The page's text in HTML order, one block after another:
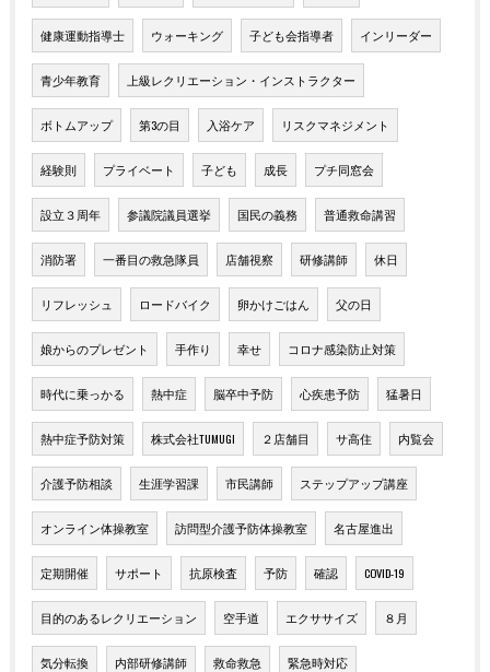
健康運動指導士 ウォーキング 子ども会指導者 インリーダー
青少年教育 上級レクリエーション・インストラクター
ボトムアップ 第3の目 入浴ケア リスクマネジメント
経験則 プライベート 子ども 成長 プチ同窓会
設立３周年 参議院議員選挙 国民の義務 普通救命講習
消防署 一番目の救急隊員 店舗視察 研修講師 休日
リフレッシュ ロードバイク 卵かけごはん 父の日
娘からのプレゼント 手作り 幸せ コロナ感染防止対策
時代に乗っかる 熱中症 脳卒中予防 心疾患予防 猛暑日
熱中症予防対策 株式会社TUMUGI ２店舗目 サ高住 内覧会
介護予防相談 生涯学習課 市民講師 ステップアップ講座
オンライン体操教室 訪問型介護予防体操教室 名古屋進出
定期開催 サポート 抗原検査 予防 確認 COVID-19
目的のあるレクリエーション 空手道 エクササイズ ８月
気分転換 内部研修講師 救命救急 緊急時対応